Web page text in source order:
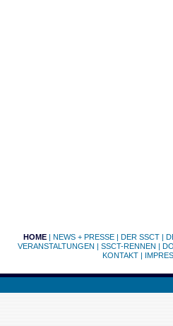
HOME| NEWS + PRESSE| DER SSCT|
VERANSTALTUNGEN | SSCT-RENNEN |
KONTAKT|